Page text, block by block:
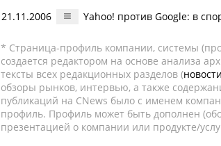
21.11.2006 Yahoo! против Google: в
* Страница-профиль компании, системы
создается редактором на основе анализа
тексты всех редакционных разделов (новости
обзоры рынков, интервью, а также
публикаций на CNews было с именем
профиль. Профиль может быть дополнен
презентацией о компании или продукте/